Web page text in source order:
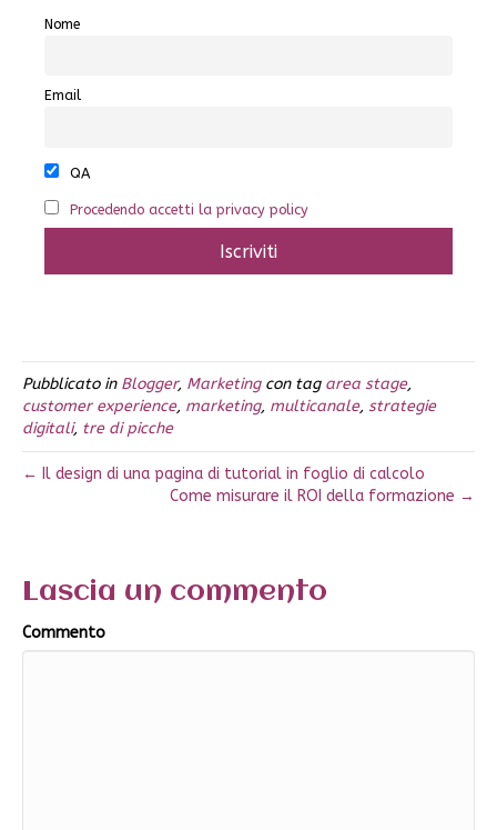
Nome
Email
QA
Procedendo accetti la privacy policy
Pubblicato in Blogger, Marketingcon tag area stage,
customer experience, marketing, multicanale, strategie
digitali, tre di picche
← Il design di una pagina di tutorial in foglio di calcolo
Come misurare il ROI della formazione →
Lascia un commento
Commento